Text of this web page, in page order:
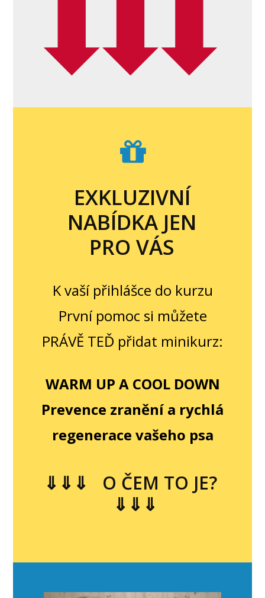
EXKLUZIVNÍ
NABÍDKA JEN
PRO VÁS
K vaší přihlášce do kurzu
První pomoc si můžete
PRÁVĚ TEĎ přidat minikurz:
WARM UP A COOL DOWN
Prevence zranění a rychlá
regenerace vašeho psa
⇓⇓⇓ O ČEM TO JE?
⇓⇓⇓